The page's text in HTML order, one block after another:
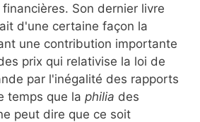
Son dernier livre
d'une certaine façon la
une contribution importante
prix qui relativise la loi de
par l'inégalité des rapports
temps que la philia des
peut dire que ce soit